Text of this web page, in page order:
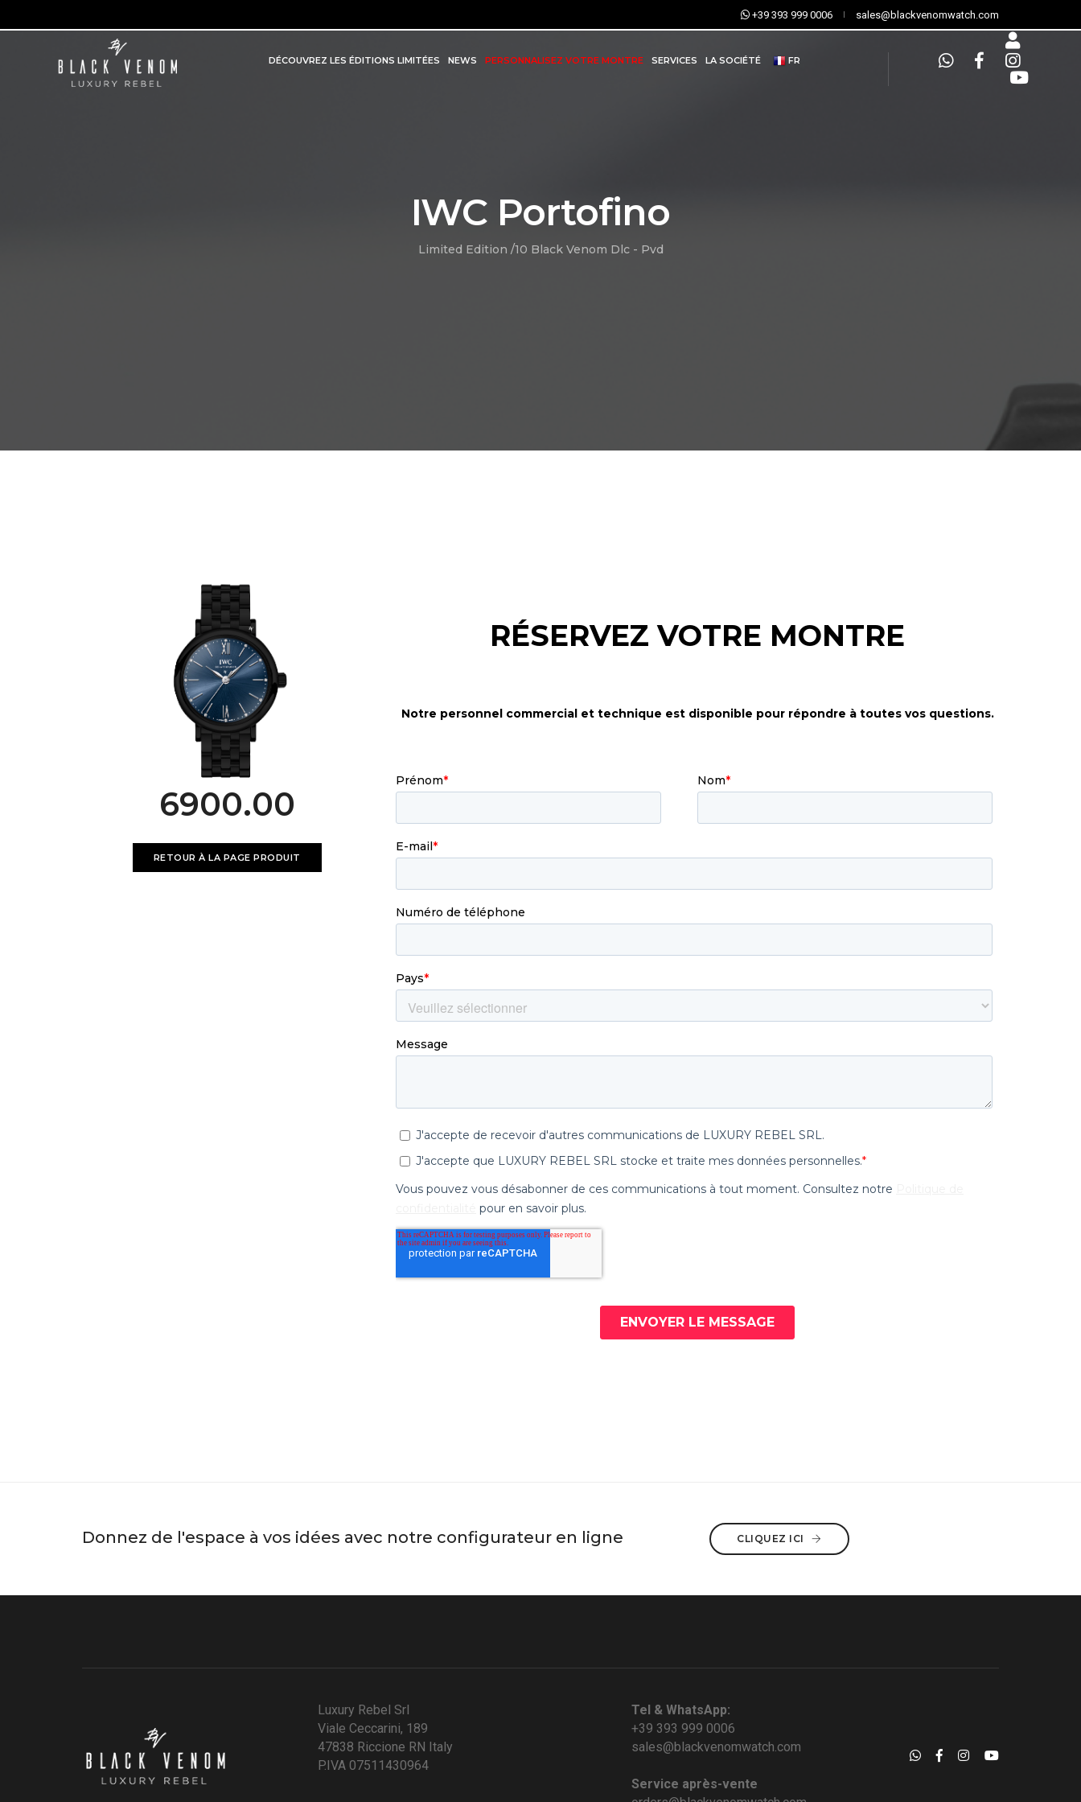
+39 393 999 0006 sales@blackvenomwatch.com
DÉCOUVREZ LES ÉDITIONS LIMITÉES NEWS PERSONNALISEZ VOTRE MONTRE SERVICES LA SOCIÉTÉ FR
IWC Portofino
Limited Edition /10 Black Venom Dlc - Pvd
6900.00
RETOUR À LA PAGE PRODUIT
Donnez de l'espace à vos idées avec notre configurateur en ligne CLIQUEZ ICI
Luxury Rebel Srl
Viale Ceccarini, 189
47838 Riccione RN Italy
P.IVA 07511430964
Tel & WhatsApp:
+39 393 999 0006
sales@blackvenomwatch.com
Service après-vente